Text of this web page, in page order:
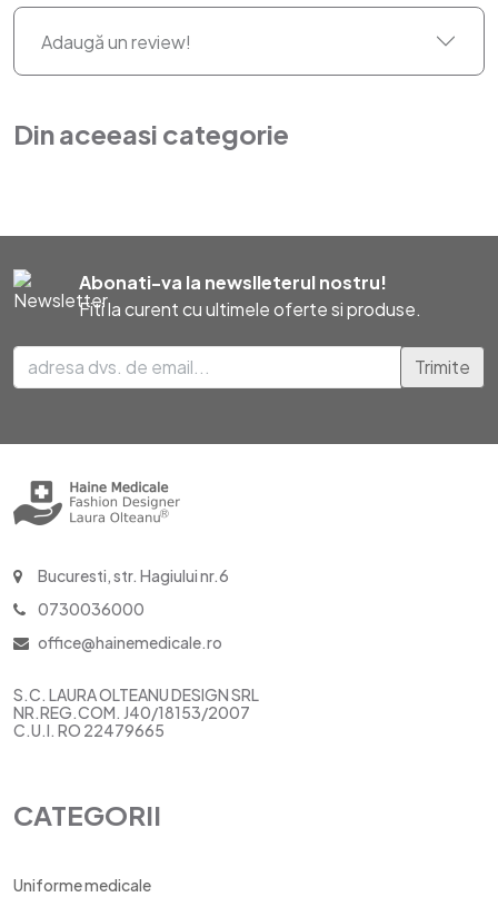
Adaugă un review!
Din aceeasi categorie
Abonati-va la newslleterul nostru!
Fiti la curent cu ultimele oferte si produse.
Trimite
Bucuresti, str. Hagiului nr.6
0730036000
office@hainemedicale.ro
S.C. LAURA OLTEANU DESIGN SRL
NR.REG.COM. J40/18153/2007
C.U.I. RO 22479665
CATEGORII
Uniforme medicale